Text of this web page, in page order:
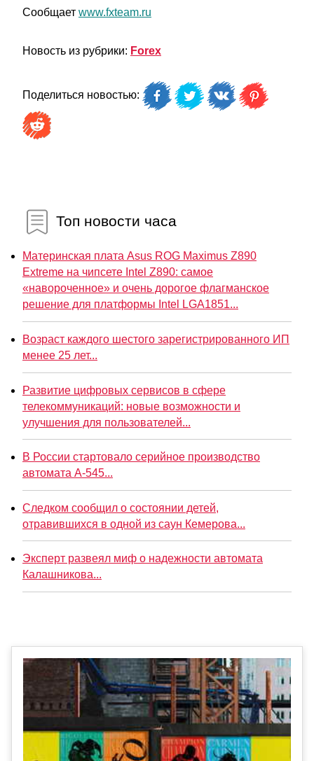
Сообщает www.fxteam.ru
Новость из рубрики: Forex
Поделиться новостью:
Топ новости часа
Материнская плата Asus ROG Maximus Z890
Extreme на чипсете Intel Z890: самое
«навороченное» и очень дорогое флагманское
решение для платформы Intel LGA1851...
Возраст каждого шестого зарегистрированного ИП
менее 25 лет...
Развитие цифровых сервисов в сфере
телекоммуникаций: новые возможности и
улучшения для пользователей...
В России стартовало серийное производство
автомата А-545...
Следком сообщил о состоянии детей,
отравившихся в одной из саун Кемерова...
Эксперт развеял миф о надежности автомата
Калашникова...